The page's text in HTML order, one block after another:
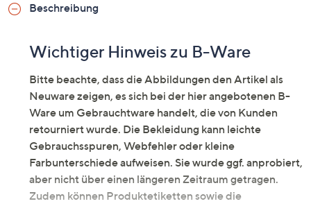
Beschreibung
Wichtiger Hinweis zu B-Ware
Bitte beachte, dass die Abbildungen den Artikel als
Neuware zeigen, es sich bei der hier angebotenen B-
Ware um Gebrauchtware handelt, die von Kunden
retourniert wurde. Die Bekleidung kann leichte
Gebrauchsspuren, Webfehler oder kleine
Farbunterschiede aufweisen. Sie wurde ggf. anprobiert,
aber nicht über einen längeren Zeitraum getragen.
Zudem können Produktetiketten sowie die